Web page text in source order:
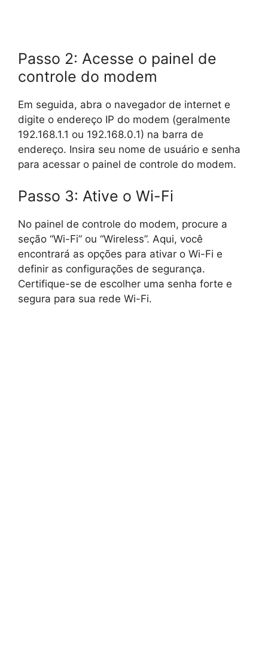
Passo 2: Acesse o painel de
controle do modem
Em seguida, abra o navegador de internet e
digite o endereço IP do modem (geralmente
192.168.1.1 ou 192.168.0.1) na barra de
endereço. Insira seu nome de usuário e senha
para acessar o painel de controle do modem.
Passo 3: Ative o Wi-Fi
No painel de controle do modem, procure a
seção “Wi-Fi” ou “Wireless”. Aqui, você
encontrará as opções para ativar o Wi-Fi e
definir as configurações de segurança.
Certifique-se de escolher uma senha forte e
segura para sua rede Wi-Fi.